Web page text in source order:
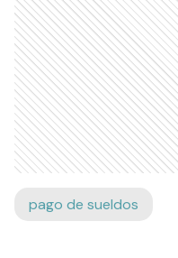
pago de sueldos